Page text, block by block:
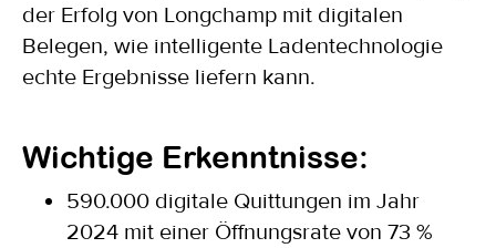
der Erfolg von Longchamp mit digitalen
Belegen, wie intelligente Ladentechnologie
echte Ergebnisse liefern kann.
Wichtige Erkenntnisse:
590.000 digitale Quittungen im Jahr
2024 mit einer Öffnungsrate von 73 %